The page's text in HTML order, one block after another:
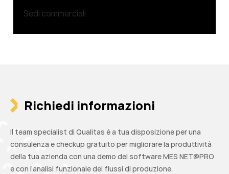
Sedi commerciali
Richiedi informazioni
Il team specialist di Qualitas è a tua disposizione per una
consulenza e checkup gratuito per migliorare la produttività
della tua azienda con una demo del software MES NET@PRO
e con l’analisi funzionale dei flussi di produzione.